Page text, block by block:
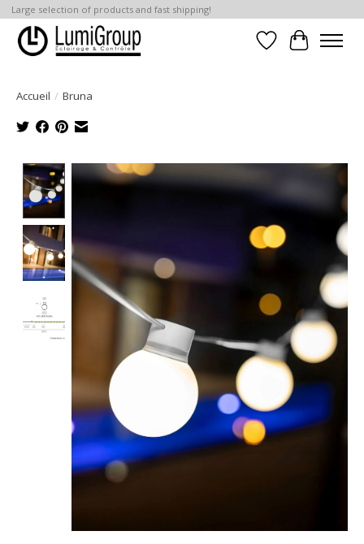
Large selection of products and fast shipping!
Liste dePanier
Accueil / Bruna
Product image slideshow Items